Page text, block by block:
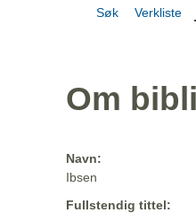
Søk Verkliste
Om
Navn:
Ibsen
Fullstendig tittel: